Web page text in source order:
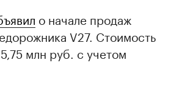
о начале продаж
V27. Стоимость
млн руб. с учетом